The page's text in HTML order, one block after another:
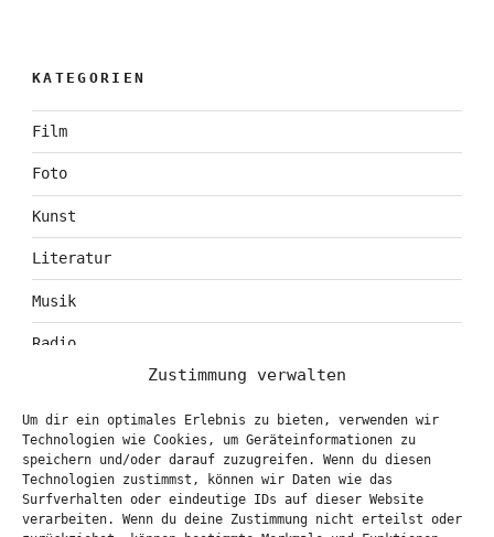
Zustimmung verwalten
Um dir ein optimales Erlebnis zu bieten, verwenden wir
Technologien wie Cookies, um Geräteinformationen zu
speichern und/oder darauf zuzugreifen. Wenn du diesen
Technologien zustimmst, können wir Daten wie das
Surfverhalten oder eindeutige IDs auf dieser Website
verarbeiten. Wenn du deine Zustimmung nicht erteilst oder
KATEGORIEN
Film
Foto
Kunst
Literatur
Musik
Radio
Theater
KONTAKT & BOOKING